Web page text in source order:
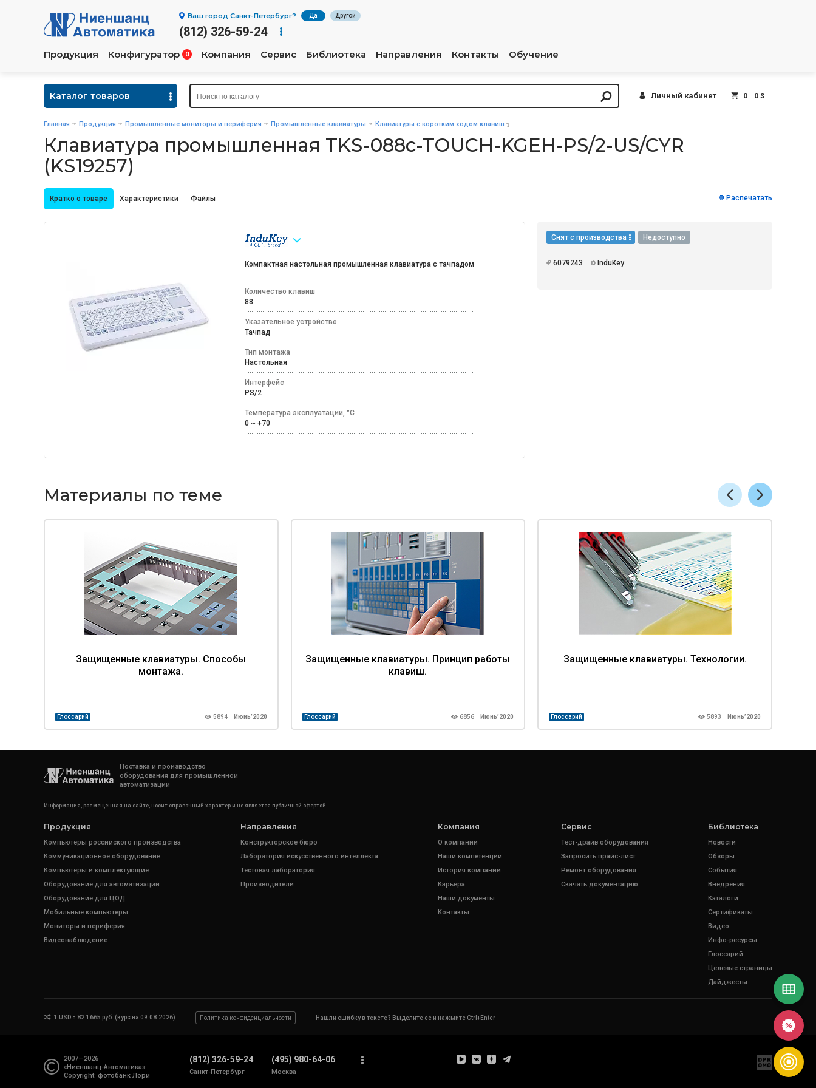
Ваш город Санкт-Петербург? Да Другой
(812) 326-59-24
Продукция Конфигуратор 0 Компания Сервис Библиотека Направления Контакты Обучение
Каталог товаров Личный кабинет 0 0 $
Главная Продукция Промышленные мониторы и периферия Промышленные клавиатуры Клавиатуры с коротким ходом клавиш
Клавиатура промышленная TKS-088c-TOUCH-KGEH-PS/2-US/CYR
(KS19257)
Кратко о товаре Характеристики Файлы Распечатать
Снят с производства Недоступно
6079243 InduKey
Компактная настольная промышленная клавиатура с тачпадом
Количество клавиш
88
Указательное устройство
Тачпад
Тип монтажа
Настольная
Интерфейс
PS/2
Температура эксплуатации, °C
0 ~ +70
Материалы по теме
Защищенные клавиатуры. Способы
монтажа.
Глоссарий 5894 Июнь’2020
Защищенные клавиатуры. Принцип работы
клавиш.
Глоссарий 6856 Июнь’2020
Защищенные клавиатуры. Технологии.
Глоссарий 5893 Июнь’2020
Поставка и производство
оборудования для промышленной
автоматизации
Информация, размещенная на сайте, носит справочный характер и не является публичной офертой.
Продукция
Компьютеры российского производства
Коммуникационное оборудование
Компьютеры и комплектующие
Оборудование для автоматизации
Оборудование для ЦОД
Мобильные компьютеры
Мониторы и периферия
Видеонаблюдение
Направления
Конструкторское бюро
Лаборатория искусственного интеллекта
Тестовая лаборатория
Производители
Компания
О компании
Наши компетенции
История компании
Карьера
Наши документы
Контакты
Сервис
Тест-драйв оборудования
Запросить прайс-лист
Ремонт оборудования
Скачать документацию
Библиотека
Новости
Обзоры
События
Внедрения
Каталоги
Сертификаты
Видео
Инфо-ресурсы
Глоссарий
Целевые страницы
Дайджесты
1 USD = 82.1665 руб. (курс на 09.08.2026) Политика конфиденциальности Нашли ошибку в тексте? Выделите ее и нажмите Ctrl+Enter
2007—2026
«Ниеншанц-Автоматика»
Copyright: фотобанк Лори
(812) 326-59-24
Санкт-Петербург
(495) 980-64-06
Москва